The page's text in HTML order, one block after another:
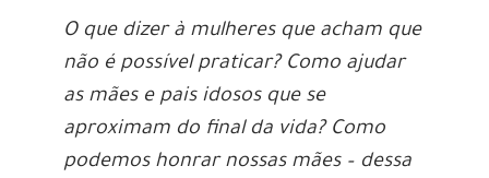
O que dizer à mulheres que acham que
não é possível praticar? Como ajudar
as mães e pais idosos que se
aproximam do final da vida? Como
podemos honrar nossas mães – dessa